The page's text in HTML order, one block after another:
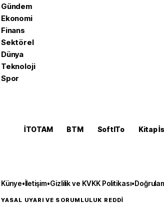
Gündem
Ekonomi
Finans
Sektörel
Dünya
Teknoloji
Spor
İTOTAM BTM SoftITo Kitap
Künye•İletişim•Gizlilik ve KVKK Politikası•
YASAL UYARI VE SORUMLULUK REDDİ